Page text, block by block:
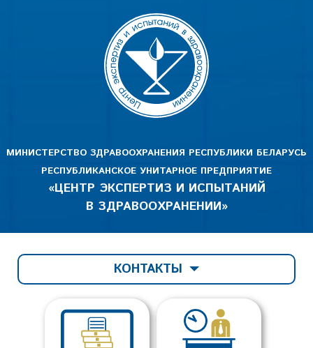
МИНИСТЕРСТВО ЗДРАВООХРАНЕНИЯ РЕСПУБЛИКИ БЕЛАРУСЬ
РЕСПУБЛИКАНСКОЕ УНИТАРНОЕ ПРЕДПРИЯТИЕ
«ЦЕНТР ЭКСПЕРТИЗ И ИСПЫТАНИЙ
В ЗДРАВООХРАНЕНИИ»
КОНТАКТЫ